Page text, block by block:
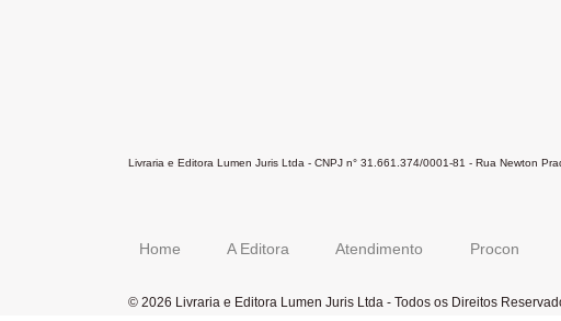
Livraria e Editora Lumen Juris Ltda - CNPJ n° 31.661.374/0001-81 - Rua Newton
Home A Editora Atendimento Procon
© 2026 Livraria e Editora Lumen Juris Ltda - Todos os Direitos